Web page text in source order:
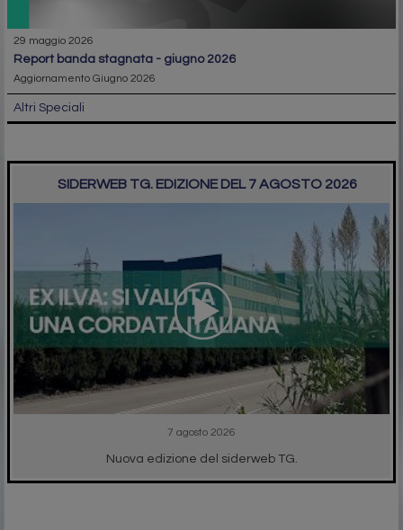
29 maggio 2026
report banda stagnata - giugno 2026
Aggiornamento Giugno 2026
Altri Speciali
SIDERWEB TG. EDIZIONE DEL 7 AGOSTO 2026
7 agosto 2026
Nuova edizione del siderweb TG.